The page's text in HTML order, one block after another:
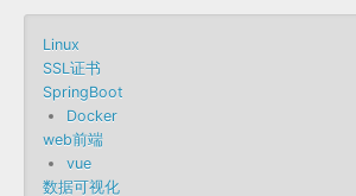
Linux
SSL证书
SpringBoot
Docker
web前端
vue
数据可视化